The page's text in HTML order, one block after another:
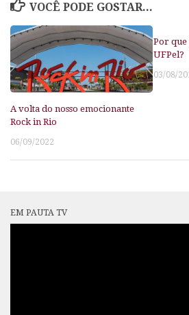
VOCÊ PODE GOSTAR...
A volta do nosso emocionante
Rock in Rio
06/09/2022
Por que
UFPel?
03/08/
EM PAUTA TV